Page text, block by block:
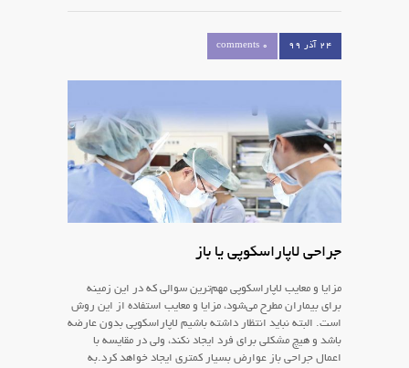
۲۴ آذر ۹۹ 0 comments
جراحی لاپاراسکوپی یا باز
مزایا و معایب لاپاراسکوپی مهم‌ترین سوالی که در این زمینه
برای بیماران مطرح می‌شود، مزایا و معایب استفاده از این روش
است. البته نباید انتظار داشته باشیم لاپاراسکوپی بدون عارضه
باشد و هیچ مشکلی برای فرد ایجاد نکند، ولی در مقایسه با
اعمال جراحی باز عوارض بسیار کمتری ایجاد خواهد کرد.به